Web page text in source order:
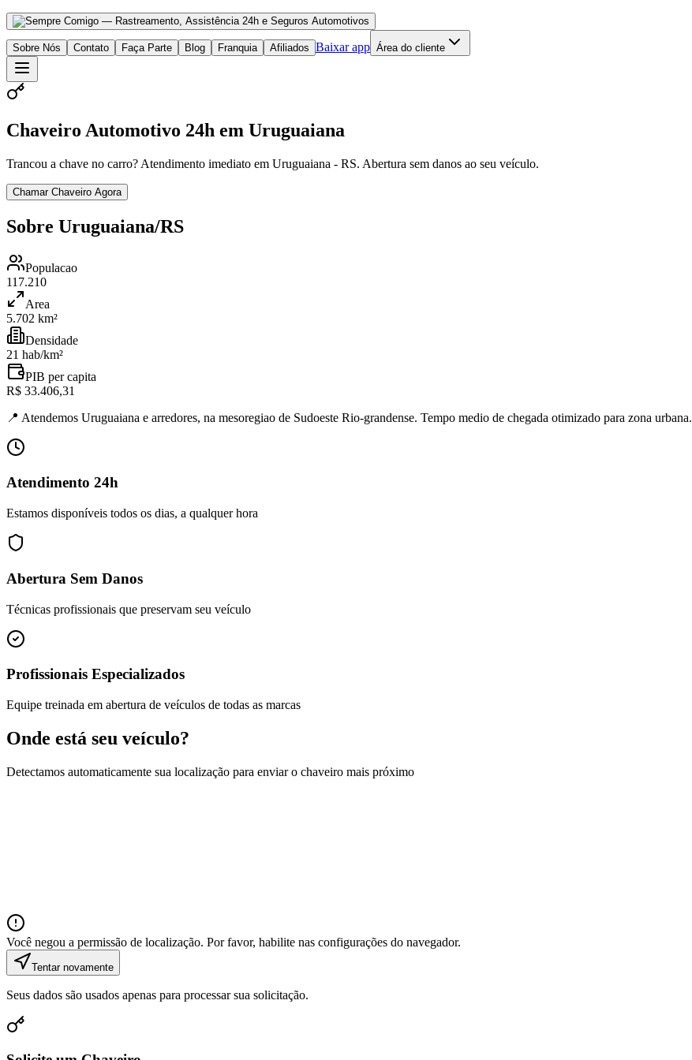
Sobre Nós Contato Faça Parte Blog Franquia Afiliados Baixar app Área do cliente
Chaveiro Automotivo 24h em Uruguaiana
Trancou a chave no carro? Atendimento imediato em Uruguaiana - RS. Abertura sem danos ao seu veículo.
Chamar Chaveiro Agora
Sobre Uruguaiana/RS
Populacao
117.210
Area
5.702 km²
Densidade
21 hab/km²
PIB per capita
R$ 33.406,31
📍 Atendemos Uruguaiana e arredores, na mesoregiao de Sudoeste Rio-grandense. Tempo medio de chegada otimizado para zona urbana.
Atendimento 24h
Estamos disponíveis todos os dias, a qualquer hora
Abertura Sem Danos
Técnicas profissionais que preservam seu veículo
Profissionais Especializados
Equipe treinada em abertura de veículos de todas as marcas
Onde está seu veículo?
Detectamos automaticamente sua localização para enviar o chaveiro mais próximo
Você negou a permissão de localização. Por favor, habilite nas configurações do navegador.
Tentar novamente
Seus dados são usados apenas para processar sua solicitação.